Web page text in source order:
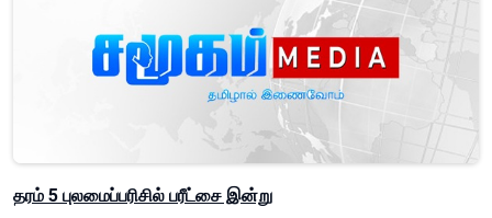
தரம் 5 புலமைப்பரிசில் பரீட்சை இன்று